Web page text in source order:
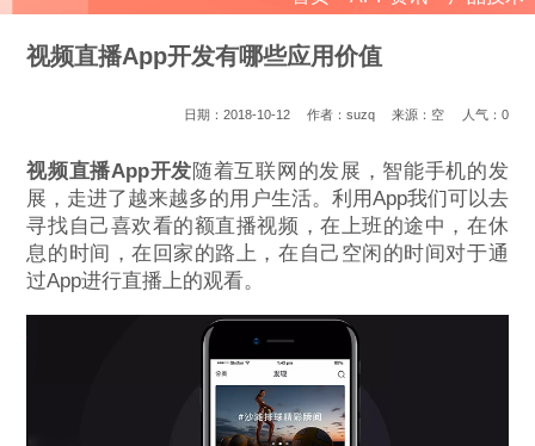
视频直播App开发有哪些应用价值
日期：2018-10-12 作者：suzq 来源：空 人气： 0
视频直播App开发随着互联网的发展，智能手机的发
展，走进了越来越多的用户生活。利用App我们可以去
寻找自己喜欢看的额直播视频，在上班的途中，在休
息的时间，在回家的路上，在自己空闲的时间对于通
过App进行直播上的观看。